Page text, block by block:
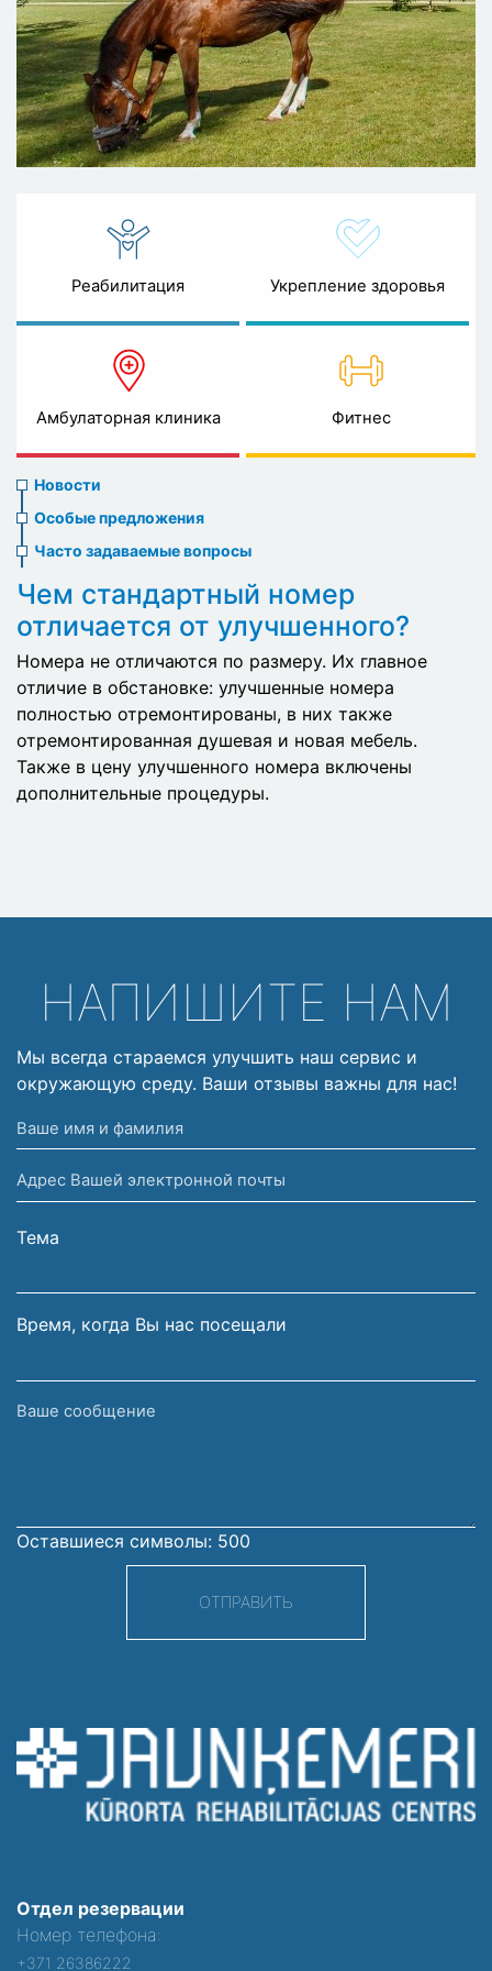
Реабилитация Укрепление здоровья
Амбулаторная клиника Фитнес
News
menu
Новости
Особые предложения
Часто задаваемые вопросы
Чем стандартный номер
отличается от улучшенного?
Номера не отличаются по размеру. Их главное
отличие в обстановке: улучшенные номера
полностью отремонтированы, в них также
отремонтированная душевая и новая мебель.
Также в цену улучшенного номера включены
дополнительные процедуры.
НАПИШИТЕ НАМ
Мы всегда стараемся улучшить наш сервис и
окружающую среду. Ваши отзывы важны для нас!
Ваше
имя
и
фамилия
Адрес
Вашей
электронной
Тема
Время, когда Вы нас посещали
Ваше
Оставшиеся символы: 500
ОТПРАВИТЬ
Отдел резервации
Номер телефона:
+371 26386222